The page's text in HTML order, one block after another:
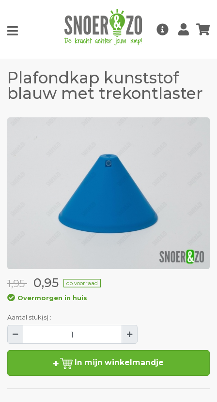
Plafondkap kunststof
blauw met trekontlaster
1,95 0,95 op voorraad
Overmorgen in huis
Aantal stuk(s) :
In mijn winkelmandje